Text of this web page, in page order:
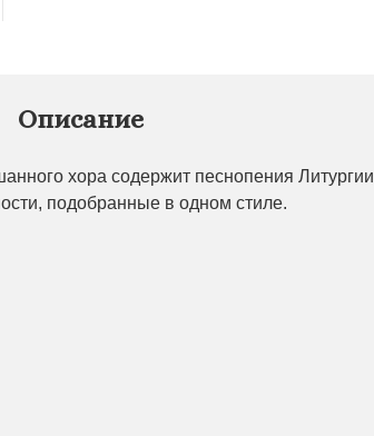
Описание
хора содержит песнопения Литургии
подобранные в одном стиле.